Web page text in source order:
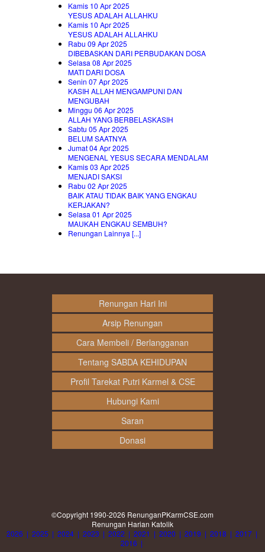
Kamis 10 Apr 2025
YESUS ADALAH ALLAHKU
Kamis 10 Apr 2025
YESUS ADALAH ALLAHKU
Rabu 09 Apr 2025
DIBEBASKAN DARI PERBUDAKAN DOSA
Selasa 08 Apr 2025
MATI DARI DOSA
Senin 07 Apr 2025
KASIH ALLAH MENGAMPUNI DAN
MENGUBAH
Minggu 06 Apr 2025
ALLAH YANG BERBELASKASIH
Sabtu 05 Apr 2025
BELUM SAATNYA
Jumat 04 Apr 2025
MENGENAL YESUS SECARA MENDALAM
Kamis 03 Apr 2025
MENJADI SAKSI
Rabu 02 Apr 2025
BAIK ATAU TIDAK BAIK YANG ENGKAU
KERJAKAN?
Selasa 01 Apr 2025
MAUKAH ENGKAU SEMBUH?
Renungan Lainnya [...]
Renungan Hari Ini
Arsip Renungan
Cara Membeli / Berlangganan
Tentang SABDA KEHIDUPAN
Profil Tarekat Putri Karmel & CSE
Hubungi Kami
Saran
Donasi
©Copyright 1990-2026 RenunganPKarmCSE.com
Renungan Harian Katolik
2026 | 2025 | 2024 | 2023 | 2022 | 2021 | 2020 | 2019 | 2018 | 2017 |
2016 |